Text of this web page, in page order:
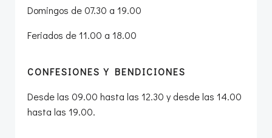
Domingos de 07.30 a 19.00
Feriados de 11.00 a 18.00
CONFESIONES Y BENDICIONES
Desde las 09.00 hasta las 12.30 y desde las 14.00
hasta las 19.00.